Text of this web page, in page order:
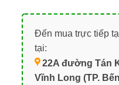
Đến mua trực tiếp
tại:
22A đường Tán
Vĩnh Long (TP.